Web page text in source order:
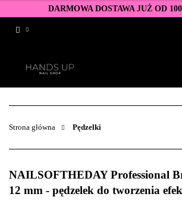
DARMOWA DOSTAWA JUŻ OD
Strona główna Pędzelki
NAILSOFTHEDAY Professional
12 mm - pędzelek do tworzenia